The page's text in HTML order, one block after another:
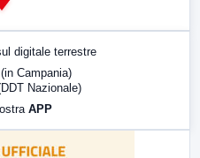
digitale terrestre
(in Campania)
Nazionale)
APP